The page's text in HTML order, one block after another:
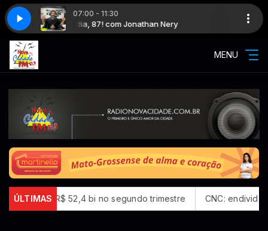
07:00 - 11:30
️Bom dia, 87! com Jonathan Nery
Jornal Mato Grosso no ar
MENU
ÚLTIMAS
de R$ 52,4 bi no segundo trimestre CNC: endividamento